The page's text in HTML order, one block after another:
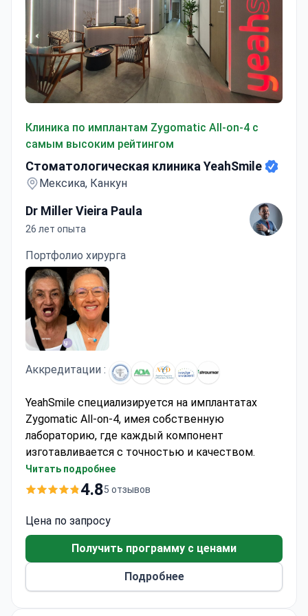
Клиника по имплантам Zygomatic All-on-4 с
самым высоким рейтингом
Стоматологическая клиника YeahSmile
Мексика, Канкун
Dr Miller Vieira Paula
26 лет опыта
Портфолио хирурга
Аккредитации :
YeahSmile специализируется на имплантатах
Zygomatic All-on-4, имея собственную
лабораторию, где каждый компонент
изготавливается с точностью и качеством.
Клиника использует одобренные FDA бренды,
такие как Nobel Biocare и Straumann, с
Паула, имеющий 26 лет опыта опыта и
проведший более 25 000 стоматологических
процедур, возглавляет команду как
международно сертифицированный
имплантолог и зубной керамист.
Читать подробнее
4.85 отзывов
Цена по запросу
Получить программу с ценами
Подробнее